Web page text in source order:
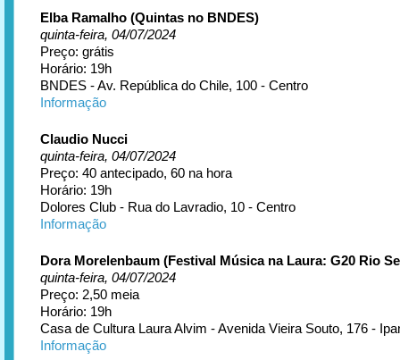
Elba Ramalho (Quintas no BNDES)
quinta-feira, 04/07/2024
Preço: grátis
Horário: 19h
BNDES - Av. República do Chile, 100 - Centro
Informação
Claudio Nucci
quinta-feira, 04/07/2024
Preço: 40 antecipado, 60 na hora
Horário: 19h
Dolores Club - Rua do Lavradio, 10 - Centro
Informação
Dora Morelenbaum (Festival Música na Laura: G20 Rio
quinta-feira, 04/07/2024
Preço: 2,50 meia
Horário: 19h
Casa de Cultura Laura Alvim - Avenida Vieira Souto, 176 -
Informação